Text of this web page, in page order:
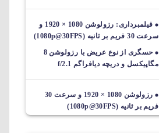
فیلمبرداری: رزولوشن 1080 × 1920 و
سرعت 30 فریم بر ثانیه (1080p@30FPS)
حسگری از نوع عریض با رزولوشن 8
مگاپیکسل و دریچه دیافراگم f/2.1
رزولوشن 1080 × 1920 و سرعت 30
فریم بر ثانیه (1080p@30FPS)